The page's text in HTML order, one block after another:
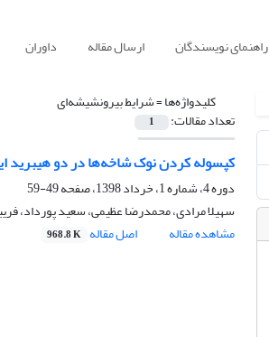
راهنمای نویسندگان ارسال مقاله داوران
کلیدواژه‌ها =شرایط بیرونشیشه‌ای
تعداد مقالات: 1
کپسوله کردن نوک شاخه‌ها در دو هیبرید
دوره 4، شماره 1، خرداد 1398، صفحه
49-59
سهیلا مرادی، محمدرضا عظیمی، سعید پورداد،
مشاهده مقاله
اصل مقاله 968.8 K